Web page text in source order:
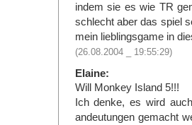
indem sie es wie TR
schlecht aber das spiel
mein lieblingsgame in
(26.08.2004 _ 19:55:29)
Elaine:
Will Monkey Island 5!!!
Ich denke, es wird
andeutungen gemacht